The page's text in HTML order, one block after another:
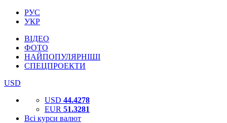
РУС
УКР
ВІДЕО
ФОТО
НАЙПОПУЛЯРНІШІ
СПЕЦПРОЕКТИ
USD
USD 44.4278
EUR 51.3281
Всі курси валют